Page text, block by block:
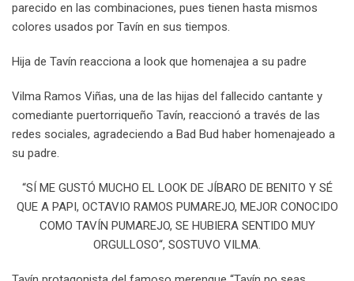
parecido en las combinaciones, pues tienen hasta mismos
colores usados por Tavín en sus tiempos.
Hija de Tavín reacciona a look que homenajea a su padre
Vilma Ramos Viñas, una de las hijas del fallecido cantante y
comediante puertorriqueño Tavín, reaccionó a través de las
redes sociales, agradeciendo a Bad Bud haber homenajeado a
su padre.
“SÍ ME GUSTÓ MUCHO EL LOOK DE JÍBARO DE BENITO Y SÉ
QUE A PAPI, OCTAVIO RAMOS PUMAREJO, MEJOR CONOCIDO
COMO TAVÍN PUMAREJO, SE HUBIERA SENTIDO MUY
ORGULLOSO“, SOSTUVO VILMA.